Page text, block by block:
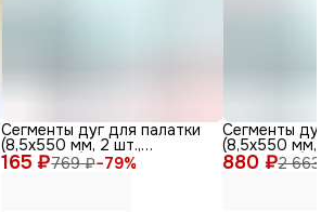
165 ₽769 ₽−79%
Сегменты дуг для палатки
(8,5х550 мм, 2 шт.,
фиберглас) 880 ₽2 663 ₽
Сегменты дуг
(8,5х550 мм,
фиберглас)